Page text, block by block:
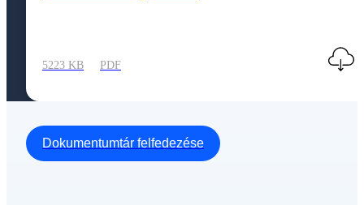
5223 KB PDF
Dokumentumtár felfedezése